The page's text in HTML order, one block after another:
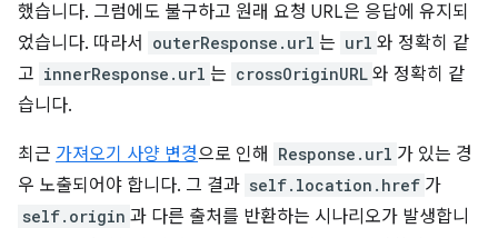
했습니다. 그럼에도 불구하고 원래 요청 URL은 응답에 유지되
었습니다. 따라서
outerResponse.url 는 url 와 정확히 같
고 innerResponse.url 는 crossOriginURL 와 정확히 같
습니다.
최근 가져오기 사양 변경으로 인해 Response.url 가 있는 경
우 노출되어야 합니다. 그 결과 self.location.href 가
self.origin 과 다른 출처를 반환하는 시나리오가 발생합니